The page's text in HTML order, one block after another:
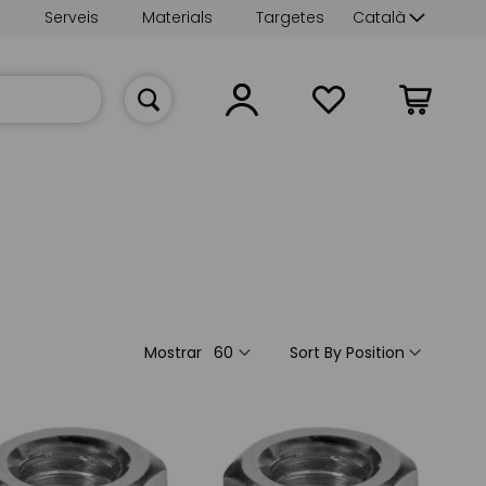
Language
Català
Targetes
Materials
Serveis
La meva
Sort By
Mostrar